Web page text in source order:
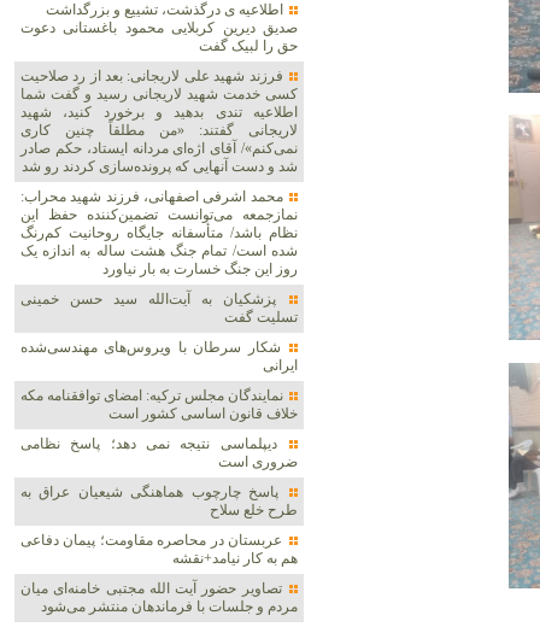
اطلاعیه ی درگذشت، تشییع و بزرگداشت
صدیق دیرین کربلایی محمود باغستانی دعوت
حق را لبیک گفت
فرزند شهید علی لاریجانی: بعد از رد صلاحیت
کسی خدمت شهید لاریجانی رسید و گفت شما
اطلاعیه‌ تندی بدهید و برخورد کنید، شهید
لاریجانی گفتند: «من مطلقاً چنین کاری
نمی‌کنم»/ آقای اژه‌ای مردانه ایستاد، حکم صادر
شد و دست آنهایی که پرونده‌سازی کردند رو شد
محمد اشرفی اصفهانی، فرزند شهید محراب:
نمازجمعه می‌توانست تضمین‌کننده حفظ این
نظام باشد/ متأسفانه جایگاه روحانیت کم‌رنگ
شده است/ تمام جنگ هشت ساله به اندازه یک
روز این جنگ خسارت به بار نیاورد
پزشکیان به آیت‌الله سید حسن خمینی
تسلیت گفت
شکار سرطان با ویروس‌های مهندسی‌شده
ایرانی
نمایندگان مجلس ترکیه: امضای توافقنامه مکه
خلاف قانون اساسی کشور است
دیپلماسی نتیجه‌ نمی دهد؛ پاسخ نظامی
ضروری است
پاسخ چارچوب هماهنگی شیعیان عراق به
طرح خلع سلاح
عربستان در محاصره مقاومت؛ پیمان دفاعی
هم به کار نیامد+نقشه
تصاویر حضور آیت الله مجتبی خامنه‌ای میان
مردم و جلسات با فرماندهان منتشر می‌شود